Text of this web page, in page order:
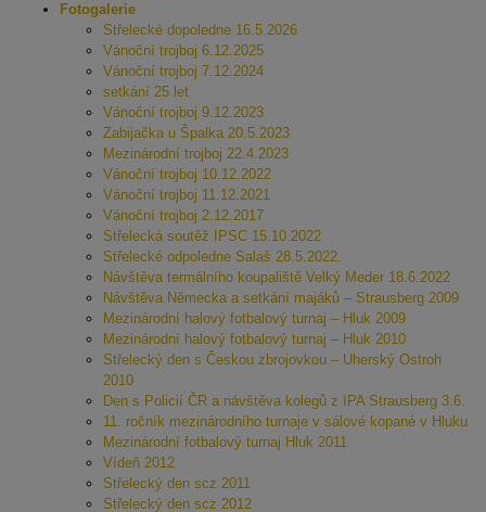
Fotogalerie
Střelecké dopoledne 16.5.2026
Vánoční trojboj 6.12.2025
Vánoční trojboj 7.12.2024
setkání 25 let
Vánoční trojboj 9.12.2023
Zabijačka u Špalka 20.5.2023
Mezinárodní trojboj 22.4.2023
Vánoční trojboj 10.12.2022
Vánoční trojboj 11.12.2021
Vánoční trojboj 2.12.2017
Střelecká soutěž IPSC 15.10.2022
Střelecké odpoledne Salaš 28.5.2022.
Návštěva termálního koupaliště Velký Meder 18.6.2022
Návštěva Německa a setkání majáků – Strausberg 2009
Mezinárodní halový fotbalový turnaj – Hluk 2009
Mezinárodní halový fotbalový turnaj – Hluk 2010
Střelecký den s Českou zbrojovkou – Uherský Ostroh
2010
Den s Policií ČR a návštěva kolegů z IPA Strausberg 3.6.
11. ročník mezinárodního turnaje v sálové kopané v Hluku
Mezinárodní fotbalový turnaj Hluk 2011
Vídeň 2012
Střelecký den scz 2011
Střelecký den scz 2012